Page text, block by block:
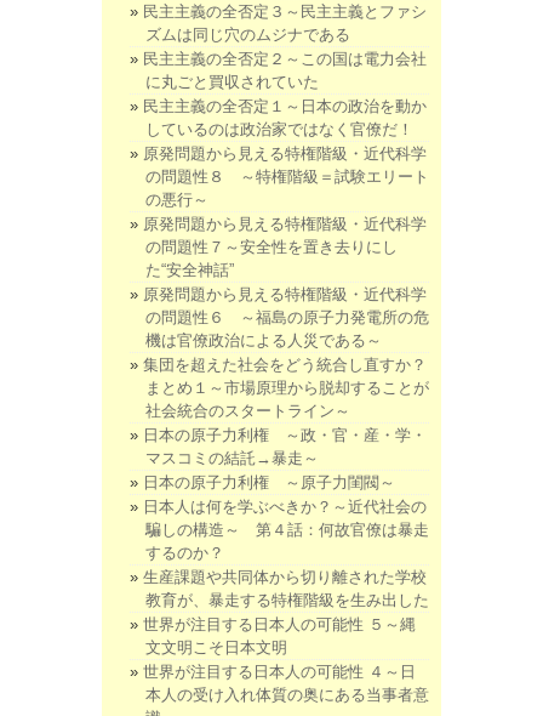
民主主義の全否定３～民主主義とファシ
ズムは同じ穴のムジナである
民主主義の全否定２～この国は電力会社
に丸ごと買収されていた
民主主義の全否定１～日本の政治を動か
しているのは政治家ではなく官僚だ！
原発問題から見える特権階級・近代科学
の問題性８ ～特権階級＝試験エリート
の悪行～
原発問題から見える特権階級・近代科学
の問題性７～安全性を置き去りにし
た“安全神話”
原発問題から見える特権階級・近代科学
の問題性６ ～福島の原子力発電所の危
機は官僚政治による人災である～
集団を超えた社会をどう統合し直すか？
まとめ１～市場原理から脱却することが
社会統合のスタートライン～
日本の原子力利権 ～政・官・産・学・
マスコミの結託→暴走～
日本の原子力利権 ～原子力閨閥～
日本人は何を学ぶべきか？～近代社会の
騙しの構造～ 第４話：何故官僚は暴走
するのか？
生産課題や共同体から切り離された学校
教育が、暴走する特権階級を生み出した
世界が注目する日本人の可能性 ５～縄
文文明こそ日本文明
世界が注目する日本人の可能性 ４～日
本人の受け入れ体質の奥にある当事者意